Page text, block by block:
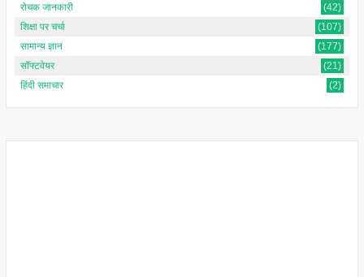
रोचक जानकारी
(42)
शिक्षा पर चर्चा
(107)
सामान्य ज्ञान
(177)
सॉफ्टवेयर
(21)
हिंदी समाचार
(2)